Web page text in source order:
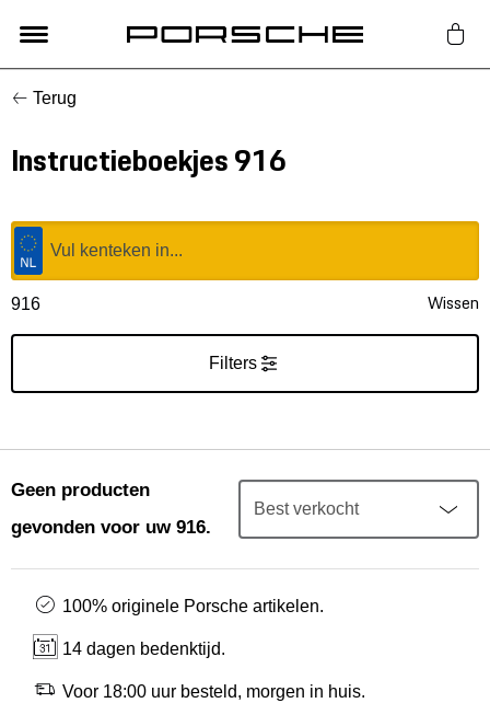
Lifestyle
Auto Accessoires
Classic
Nieuw
Mijn account
Porsche informatie
Terug
Instructieboekjes 916
916 Wissen
Filters
Geen producten
gevonden voor uw 916.
100% originele Porsche artikelen.
14 dagen bedenktijd.
Voor 18:00 uur besteld, morgen in huis.